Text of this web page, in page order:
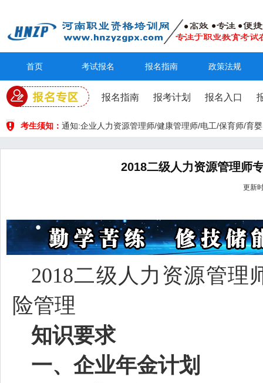
首页 考试报名 报名指南 政策法规
报名指南 报考计划 报名入口
考生须知： 通知:企业人力资源管理师/健康管理师/电工/保育师/育
2018二级人力资源管理师
更新
2018二级人力资源管理
险管理
知识要求
一、企业年金计划